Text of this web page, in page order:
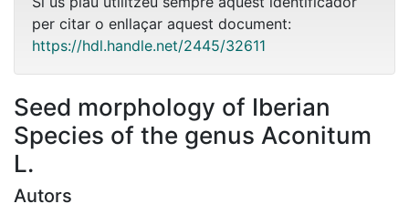
per citar o enllaçar aquest document:
https://hdl.handle.net/2445/32611
Seed morphology of Iberian
Species of the genus Aconitum
L.
Autors